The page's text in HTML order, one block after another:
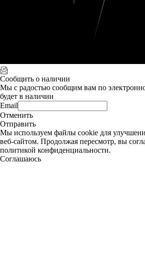
Сообщить о наличии
Мы с радостью сообщим вам по
будет в наличии
Email
Отменить
Отправить
Мы используем файлы cookie для
веб-сайтом. Продолжая пересмотр, вы
политикой конфиденциальности.
Соглашаюсь